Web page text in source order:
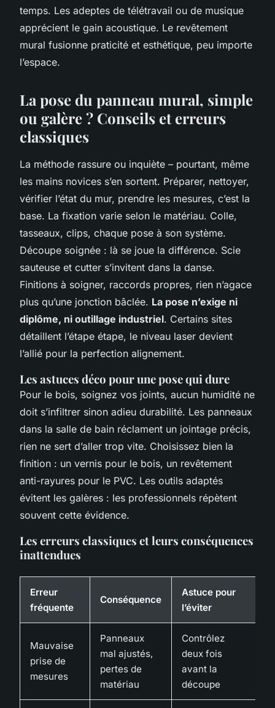
temps. Les adeptes de télétravail ou de musique
apprécient le gain acoustique. Le revêtement
mural fusionne praticité et esthétique, peu importe
l’espace.
La pose du panneau mural, simple
ou galère ? Conseils et erreurs
classiques
La méthode rassure ou inquiète – pourtant, même
les mains novices s’en sortent. Préparer, nettoyer,
vérifier l’état du mur, prendre les mesures, c’est la
base. La fixation varie selon le matériau. Colle,
tasseaux, clips, chaque pose à son système.
Découpe soignée : là se joue la différence. Scie
sauteuse et cutter s’invitent dans la danse.
Finitions à soigner, raccords propres, rien n’agace
plus qu’une jonction bâclée. La pose n’exige ni
diplôme, ni outillage industriel. Certains sites
détaillent l’étape étape, le niveau laser devient
l’allié pour la perfection alignement.
Les astuces déco pour une pose qui dure
Pour le bois, soignez vos joints, aucun humidité ne
doit s’infiltrer sinon adieu durabilité. Les panneaux
dans la salle de bain réclament un jointage précis,
rien ne sert d’aller trop vite. Choisissez bien la
finition : un vernis pour le bois, un revêtement
anti-rayures pour le PVC. Les outils adaptés
évitent les galères : les professionnels répètent
souvent cette évidence.
Les erreurs classiques et leurs conséquences
inattendues
Erreur
fréquente
Conséquence
Astuce pour
l’éviter
Mauvaise
prise de
mesures
Panneaux
mal ajustés,
pertes de
matériau
Contrôlez
deux fois
avant la
découpe